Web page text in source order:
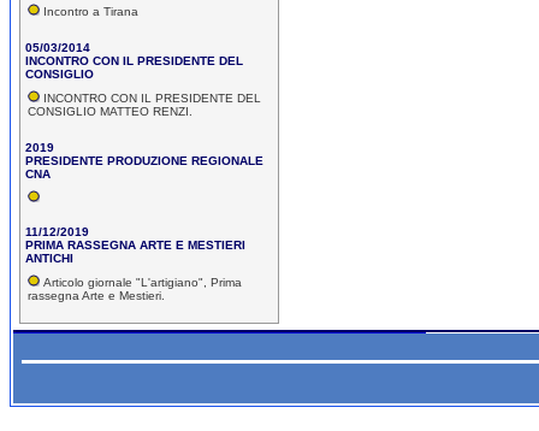
Incontro a Tirana
05/03/2014
INCONTRO CON IL PRESIDENTE DEL
CONSIGLIO
INCONTRO CON IL PRESIDENTE DEL
CONSIGLIO MATTEO RENZI.
2019
PRESIDENTE PRODUZIONE REGIONALE
CNA
11/12/2019
PRIMA RASSEGNA ARTE E MESTIERI
ANTICHI
Articolo giornale "L'artigiano", Prima
rassegna Arte e Mestieri.